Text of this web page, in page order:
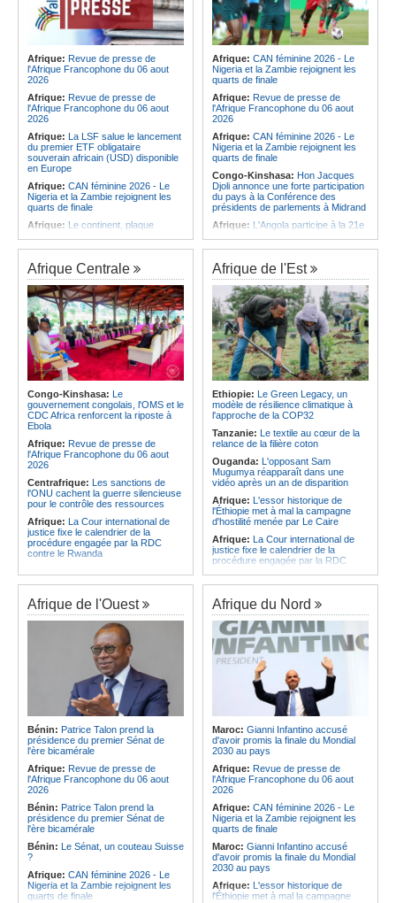
Afrique: Revue de presse de
l'Afrique Francophone du 06 aout
2026
Afrique: Revue de presse de
l'Afrique Francophone du 06 aout
2026
Afrique: La LSF salue le lancement
du premier ETF obligataire
souverain africain (USD) disponible
en Europe
Afrique: CAN féminine 2026 - Le
Nigeria et la Zambie rejoignent les
quarts de finale
Afrique: Le continent, plaque
Afrique:Pourquoi l'avenir du textile
africain est bien plus prometteur que
ne le laissent penser les chiffres
Afrique:L'essor historique de
l'Éthiopie met à mal la campagne
d'hostilité menée par Le Caire
Afrique:La Cour international de
justice fixe le calendrier de la
procédure engagée par la RDC
contre le Rwanda
Afrique:Ligue des Champions de la
CAF - L'Espérance exemptée au
premier tour, le Club Africain hérite
du Djoliba AC
Afrique: Un consortium européen
développe un modèle de production
novateur pour les ingrédients
opportunité pour le pays
Afrique: CAN féminine 2026 - Le
Nigeria et la Zambie rejoignent les
quarts de finale
Afrique: Revue de presse de
l'Afrique Francophone du 06 aout
2026
Afrique: CAN féminine 2026 - Le
Nigeria et la Zambie rejoignent les
quarts de finale
Congo-Kinshasa: Hon Jacques
Djoli annonce une forte participation
du pays à la Conférence des
présidents de parlements à Midrand
Afrique: L'Angola participe à la 21e
Afrique:CAN féminine - La Côte
d'Ivoire affrontera l'Algérie et le
Maroc fera face à l'Afrique du Sud
en quarts
Afrique: Revue de presse de
l'Afrique francophone du 05 août
2026
Afrique:L'Angola et l'UA préparent
le sommet sur la prévention et la
résolution des conflits
Angola:Le paiement échelonné
des services touristiques démarre
ce jeudi
Angola:Jiu-jitsu - Le pays
décroche une troisième médaille à
Afrique Centrale
Congo-Kinshasa: Le
gouvernement congolais, l'OMS et le
CDC Africa renforcent la riposte à
Ebola
Afrique: Revue de presse de
l'Afrique Francophone du 06 aout
2026
Centrafrique: Les sanctions de
l'ONU cachent la guerre silencieuse
pour le contrôle des ressources
Afrique: La Cour international de
justice fixe le calendrier de la
procédure engagée par la RDC
contre le Rwanda
Congo-Kinshasa:Plan stratégique
triennal 2026-2028 - L'IGF place la
digitalisation au coeur des réformes
Congo-Kinshasa:RDC - Félix
Tshisekedi place le CEFOCK au
coeur de bataille de l'appropriation
du Génocost !
Congo-Kinshasa: Matadi - Le
Kongo Central lance la campagne
de sensibilisation au deuxième
Recensement général de la
population et de l'habitat
Congo-Kinshasa: Le VPM Shabani
remet aux organisations politiques la
directive ministérielle de l'année
politique 2026
Congo-Kinshasa:Gratien de
Saint-Nicolas Iracan - « Je ne
soutiendrai jamais un dialogue
destiné au partage du pouvoir ou à
la légitimation des groupes armés »
Afrique de l'Est
Ethiopie: Le Green Legacy, un
modèle de résilience climatique à
l'approche de la COP32
Tanzanie: Le textile au cœur de la
relance de la filière coton
Ouganda: L'opposant Sam
Mugumya réapparaît dans une
vidéo après un an de disparition
Afrique: L'essor historique de
l'Éthiopie met à mal la campagne
d'hostilité menée par Le Caire
Afrique: La Cour international de
justice fixe le calendrier de la
procédure engagée par la RDC
Ethiopie:Addis-Abeba - L'église
d'Afrique lance officiellement son
'cheminement' vers la grande
Assemblée de 2028
Afrique de l'Est: Le pari du régime
érythréen - Pousser le Tigray vers
une zone tampon dans le cadre
d'une nouvelle guerre par
procuration
Ethiopie:Le Premier ministre Abiy
inaugure le nouveau terminal de
l'aéroport international de Bahir Dar
Afrique:La Croix-Rouge
éthiopienne appelle à une
mobilisation accrue des ressources
locales en Afrique
Afrique de l'Est:
les moyens, entraver la coopération
équitable par tous les moyens
Afrique de l'Ouest
Bénin: Patrice Talon prend la
présidence du premier Sénat de
l'ère bicamérale
Afrique: Revue de presse de
l'Afrique Francophone du 06 aout
2026
Bénin: Patrice Talon prend la
présidence du premier Sénat de
l'ère bicamérale
Bénin: Le Sénat, un couteau Suisse
?
Afrique: CAN féminine 2026 - Le
Nigeria et la Zambie rejoignent les
quarts de finale
Afrique du Nord
Maroc: Gianni Infantino accusé
d'avoir promis la finale du Mondial
2030 au pays
Afrique: Revue de presse de
l'Afrique Francophone du 06 aout
2026
Afrique: CAN féminine 2026 - Le
Nigeria et la Zambie rejoignent les
quarts de finale
Maroc: Gianni Infantino accusé
d'avoir promis la finale du Mondial
2030 au pays
Afrique: L'essor historique de
l'Éthiopie met à mal la campagne